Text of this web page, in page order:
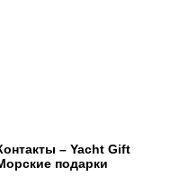
– Yacht Gift
подарки